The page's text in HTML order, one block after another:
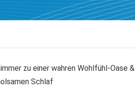
zu einer wahren Wohlfühl-Oase &
Schlaf